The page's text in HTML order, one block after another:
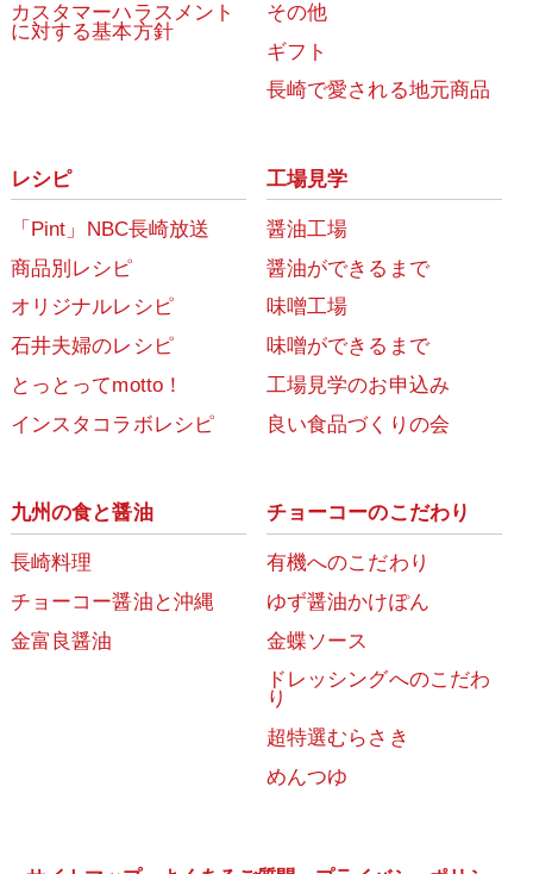
カスタマーハラスメント
に対する基本方針
その他
ギフト
長崎で愛される地元商品
レシピ
「Pint」NBC長崎放送
商品別レシピ
オリジナルレシピ
石井夫婦のレシピ
とっとってmotto！
インスタコラボレシピ
工場見学
醤油工場
醤油ができるまで
味噌工場
味噌ができるまで
工場見学のお申込み
良い食品づくりの会
九州の食と醤油
長崎料理
チョーコー醤油と沖縄
金富良醤油
チョーコーのこだわり
有機へのこだわり
ゆず醤油かけぽん
金蝶ソース
ドレッシングへのこだわ
り
超特選むらさき
めんつゆ